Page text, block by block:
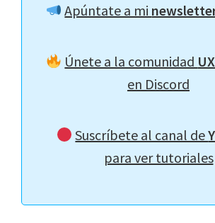
Apúntate a mi
Únete a la comunidad
en Discord
Suscríbete al canal de
para ver tutoriales